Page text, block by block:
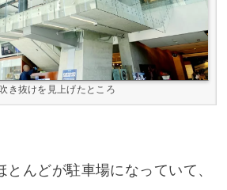
吹き抜けを見上げたところ
んどが駐車場になっていて、